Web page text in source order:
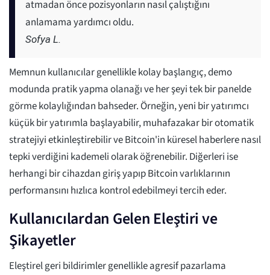
atmadan önce pozisyonların nasıl çalıştığını
anlamama yardımcı oldu.
Sofya L.
Memnun kullanıcılar genellikle kolay başlangıç, demo
modunda pratik yapma olanağı ve her şeyi tek bir panelde
görme kolaylığından bahseder. Örneğin, yeni bir yatırımcı
küçük bir yatırımla başlayabilir, muhafazakar bir otomatik
stratejiyi etkinleştirebilir ve Bitcoin'in küresel haberlere nasıl
tepki verdiğini kademeli olarak öğrenebilir. Diğerleri ise
herhangi bir cihazdan giriş yapıp Bitcoin varlıklarının
performansını hızlıca kontrol edebilmeyi tercih eder.
Kullanıcılardan Gelen Eleştiri ve
Şikayetler
Eleştirel geri bildirimler genellikle agresif pazarlama